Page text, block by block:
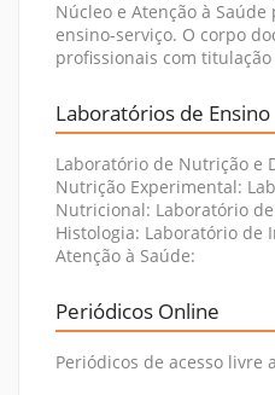
Núcleo e Atenção à
ensino-serviço. O corpo
profissionais com
Laboratórios de Ensino
Laboratório de Nutrição e
Nutrição Experimental:
Nutricional: Laboratório
Histologia: Laboratório de
Atenção à Saúde:
Periódicos Online
Periódicos de acesso livre